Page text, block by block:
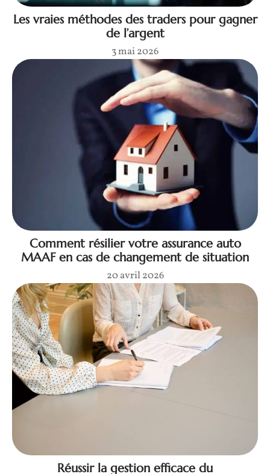
Les vraies méthodes des traders pour gagner
de l’argent
3 mai 2026
Comment résilier votre assurance auto
MAAF en cas de changement de situation
20 avril 2026
Réussir la gestion efficace du